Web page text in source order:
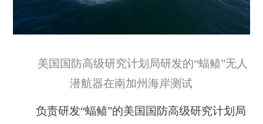
美国国防高级研究计划局研发的“蝠鲼”无人
潜航器在南加州海岸测试
负责研发“蝠鲼”的美国国防高级研究计划局